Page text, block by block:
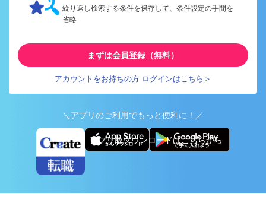
繰り返し検索する条件を保存して、条件設定の手間を
省略
まずは会員登録（無料）
アカウントをお持ちの方 ログインはこちら＞
＼アプリのご利用でもっと便利に！／
アプリ版ダウンロードはこちらから